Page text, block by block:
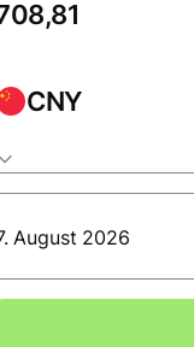
CNY
August 2026